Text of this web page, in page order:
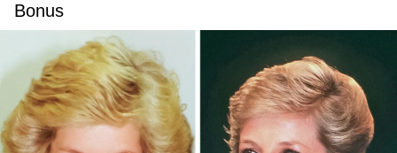
Bonus